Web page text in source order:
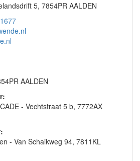
5, 7854PR AALDEN
AALDEN
- Vechtstraat 5 b, 7772AX
- Van Schaikweg 94, 7811KL